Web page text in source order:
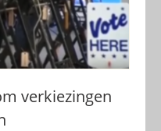
verkiezingen